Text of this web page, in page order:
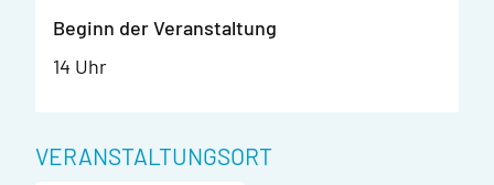
Beginn der Veranstaltung
14 Uhr
VERANSTALTUNGSORT